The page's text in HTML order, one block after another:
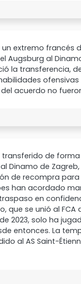
extremo francés
Augsburg al
la transferencia,
ofensivas
acuerdo no
transferido de
Dinamo de
de recompra para
han acordado
en
que se unió al FCA
2023, solo ha
entonces. La
al AS Saint-